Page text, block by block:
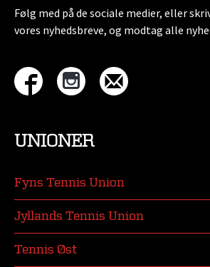
Følg med på de sociale medier, eller
vores nyhedsbreve, og modtag alle
UNIONER
Fyns Tennis Union
Jyllands Tennis Union
Tennis Øst